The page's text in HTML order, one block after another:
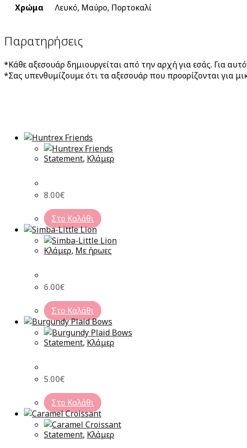
Χρώμα Λευκό, Μαύρο, Πορτοκαλί
Παρατηρήσεις
*Κάθε αξεσουάρ δημιουργείται από την αρχή για εσάς. Για
*Σας υπενθυμίζουμε ότι τα αξεσουάρ που προορίζονται για
Statement, Κλάμερ
8.00€
Στο Καλάθι
Κλάμερ, Με ήρωες
6.00€
Στο Καλάθι
Statement, Κλάμερ
5.00€
Στο Καλάθι
Statement, Κλάμερ